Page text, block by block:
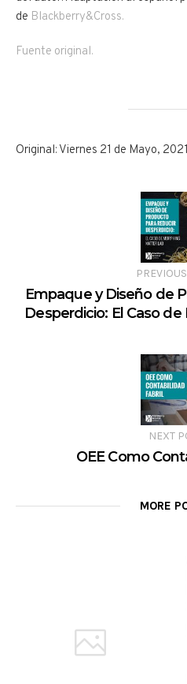
de Blackberry&Cross.
Fuente original.
Original: Viernes 21 de Mayo,
Empaque y Diseño de
Desperdicio: El Caso
NEXT
OEE Como
MORE